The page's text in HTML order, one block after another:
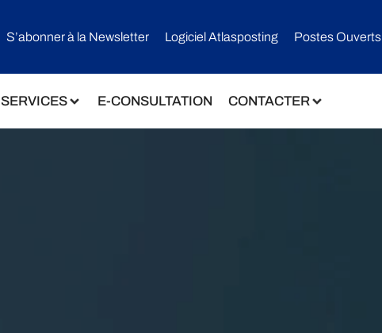
S’abonner à la Newsletter Logiciel Atlasposting Postes Ouverts
SERVICES E-CONSULTATION CONTACTER